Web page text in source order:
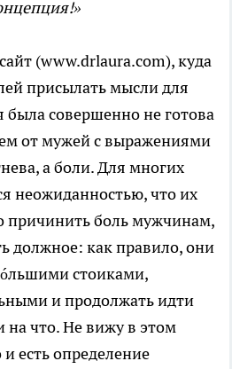
(www.drlaura.com), куда
присылать мысли для
была совершенно не готова
от мужей с выражениями
а боли. Для многих
неожиданностью, что их
причинить боль мужчинам,
должное: как правило, они
стоиками,
и продолжать идти
на что. Не вижу в этом
есть определение